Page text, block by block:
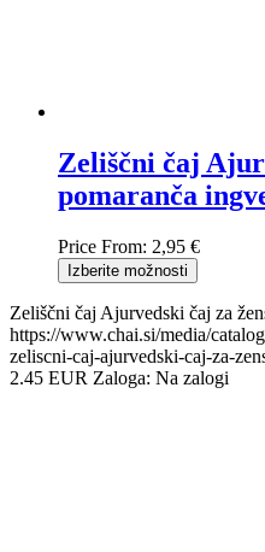
Zeliščni čaj
pomaranča
Price From: 2,95 €
Izberite možnosti
Zeliščni čaj Ajurvedski čaj za
https://www.chai.si/media/
zeliscni-caj-ajurvedski-caj-za-
2.45 EUR Zaloga: Na zalogi